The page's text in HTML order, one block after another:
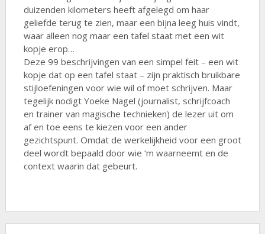
duizenden kilometers heeft afgelegd om haar
geliefde terug te zien, maar een bijna leeg huis vindt,
waar alleen nog maar een tafel staat met een wit
kopje erop…
Deze 99 beschrijvingen van een simpel feit – een wit
kopje dat op een tafel staat – zijn praktisch bruikbare
stijloefeningen voor wie wil of moet schrijven. Maar
tegelijk nodigt Yoeke Nagel (journalist, schrijfcoach
en trainer van magische technieken) de lezer uit om
af en toe eens te kiezen voor een ander
gezichtspunt. Omdat de werkelijkheid voor een groot
deel wordt bepaald door wie ‘m waarneemt en de
context waarin dat gebeurt.